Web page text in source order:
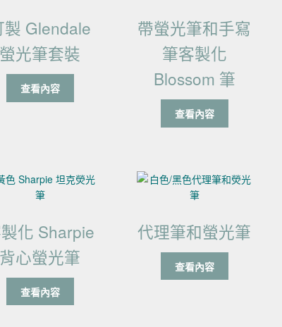
製 Glendale
螢光筆套裝
查看內容
帶螢光筆和手寫
筆客製化
Blossom 筆
查看內容
化 Sharpie
背心螢光筆
查看內容
代理筆和螢光筆
查看內容